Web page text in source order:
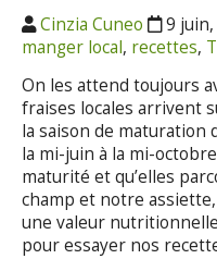
Cinzia Cuneo 9 juin,
manger local, recettes,
On les attend toujours
fraises locales arrivent
la saison de maturation
la mi-juin à la mi-
maturité et qu’elles
champ et notre
une valeur
pour essayer nos